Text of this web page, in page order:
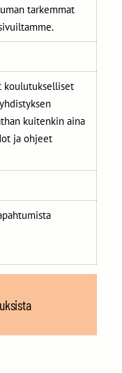
tarkemmat
koulutukselliset
kuitenkin aina
ja ohjeet